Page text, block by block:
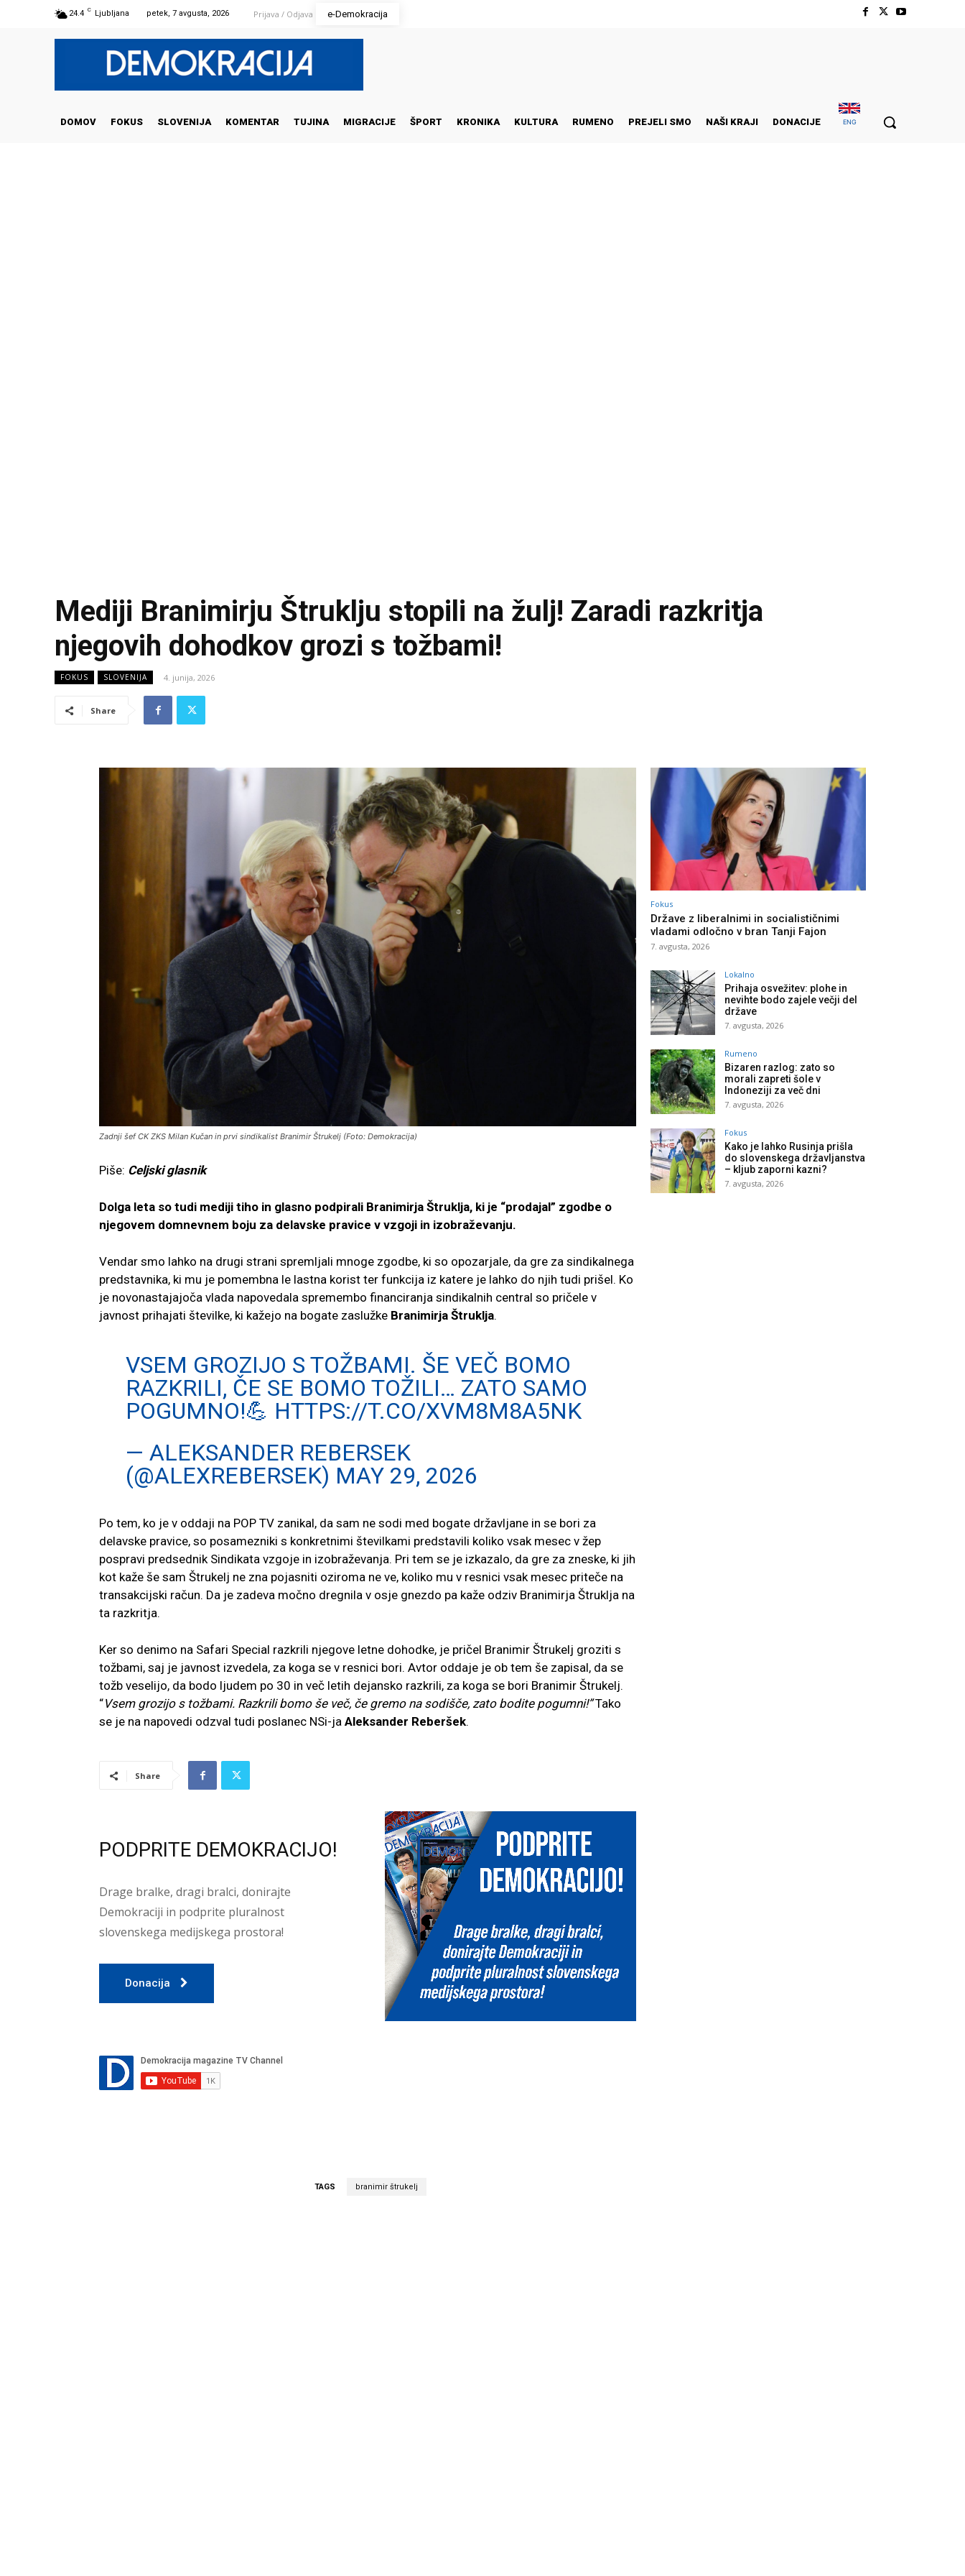
24.4 C Ljubljana petek, 7 avgusta, 2026 Prijava / Odjava e-Demokracija
DOMOV FOKUS SLOVENIJA KOMENTAR TUJINA MIGRACIJE ŠPORT KRONIKA KULTURA RUMENO PREJELI SMO NAŠI KRAJI DONACIJE ENG
Mediji Branimirju Štruklju stopili na žulj! Zaradi razkritja
njegovih dohodkov grozi s tožbami!
FOKUS SLOVENIJA 4. junija, 2026
Share
Zadnji šef CK ZKS Milan Kučan in prvi sindikalist Branimir Štrukelj (Foto: Demokracija)
Piše: Celjski glasnik
Dolga leta so tudi mediji tiho in glasno podpirali Branimirja Štruklja, ki je “prodajal” zgodbe o
njegovem domnevnem boju za delavske pravice v vzgoji in izobraževanju.
Vendar smo lahko na drugi strani spremljali mnoge zgodbe, ki so opozarjale, da gre za sindikalnega
predstavnika, ki mu je pomembna le lastna korist ter funkcija iz katere je lahko do njih tudi prišel. Ko
je novonastajajoča vlada napovedala spremembo financiranja sindikalnih central so pričele v
javnost prihajati številke, ki kažejo na bogate zaslužke Branimirja Štruklja.
VSEM GROZIJO S TOŽBAMI. ŠE VEČ BOMO
RAZKRILI, ČE SE BOMO TOŽILI… ZATO SAMO
POGUMNO!💪 HTTPS://T.CO/XVM8M8A5NK
— ALEKSANDER REBERSEK
(@ALEXREBERSEK) MAY 29, 2026
Po tem, ko je v oddaji na POP TV zanikal, da sam ne sodi med bogate državljane in se bori za
delavske pravice, so posamezniki s konkretnimi številkami predstavili koliko vsak mesec v žep
pospravi predsednik Sindikata vzgoje in izobraževanja. Pri tem se je izkazalo, da gre za zneske, ki jih
kot kaže še sam Štrukelj ne zna pojasniti oziroma ne ve, koliko mu v resnici vsak mesec priteče na
transakcijski račun. Da je zadeva močno dregnila v osje gnezdo pa kaže odziv Branimirja Štruklja na
ta razkritja.
Ker so denimo na Safari Special razkrili njegove letne dohodke, je pričel Branimir Štrukelj groziti s
tožbami, saj je javnost izvedela, za koga se v resnici bori. Avtor oddaje je ob tem še zapisal, da se
tožb veselijo, da bodo ljudem po 30 in več letih dejansko razkrili, za koga se bori Branimir Štrukelj.
“Vsem grozijo s tožbami. Razkrili bomo še več, če gremo na sodišče, zato bodite pogumni!” Tako
se je na napovedi odzval tudi poslanec NSi-ja Aleksander Reberšek.
Share
PODPRITE DEMOKRACIJO!
Drage bralke, dragi bralci, donirajte
Demokraciji in podprite pluralnost
slovenskega medijskega prostora!
Donacija
TAGS branimir štrukelj
Fokus
Države z liberalnimi in socialističnimi
vladami odločno v bran Tanji Fajon
7. avgusta, 2026
Lokalno
Prihaja osvežitev: plohe in
nevihte bodo zajele večji del
države
7. avgusta, 2026
Rumeno
Bizaren razlog: zato so
morali zapreti šole v
Indoneziji za več dni
7. avgusta, 2026
Fokus
Kako je lahko Rusinja prišla
do slovenskega državljanstva
– kljub zaporni kazni?
7. avgusta, 2026